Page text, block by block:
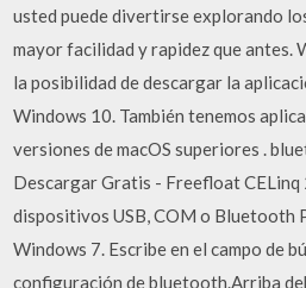
usted puede divertirse explorando
mayor facilidad y rapidez que antes.
la posibilidad de descargar la
Windows 10. También tenemos
versiones de macOS superiores .
Descargar Gratis - Freefloat
dispositivos USB, COM o Bluetooth
Windows 7. Escribe en el campo de
configuración de bluetooth.Arriba